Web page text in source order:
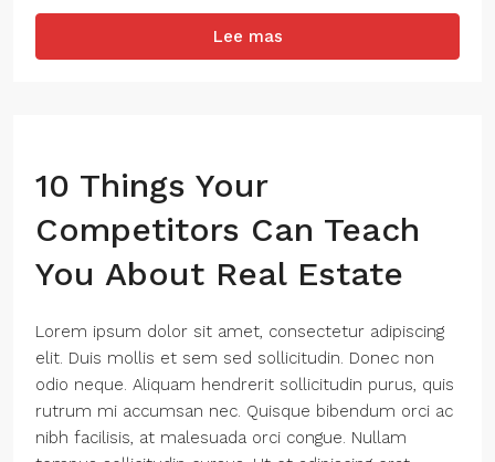
Lee mas
10 Things Your
Competitors Can Teach
You About Real Estate
Lorem ipsum dolor sit amet, consectetur adipiscing
elit. Duis mollis et sem sed sollicitudin. Donec non
odio neque. Aliquam hendrerit sollicitudin purus, quis
rutrum mi accumsan nec. Quisque bibendum orci ac
nibh facilisis, at malesuada orci congue. Nullam